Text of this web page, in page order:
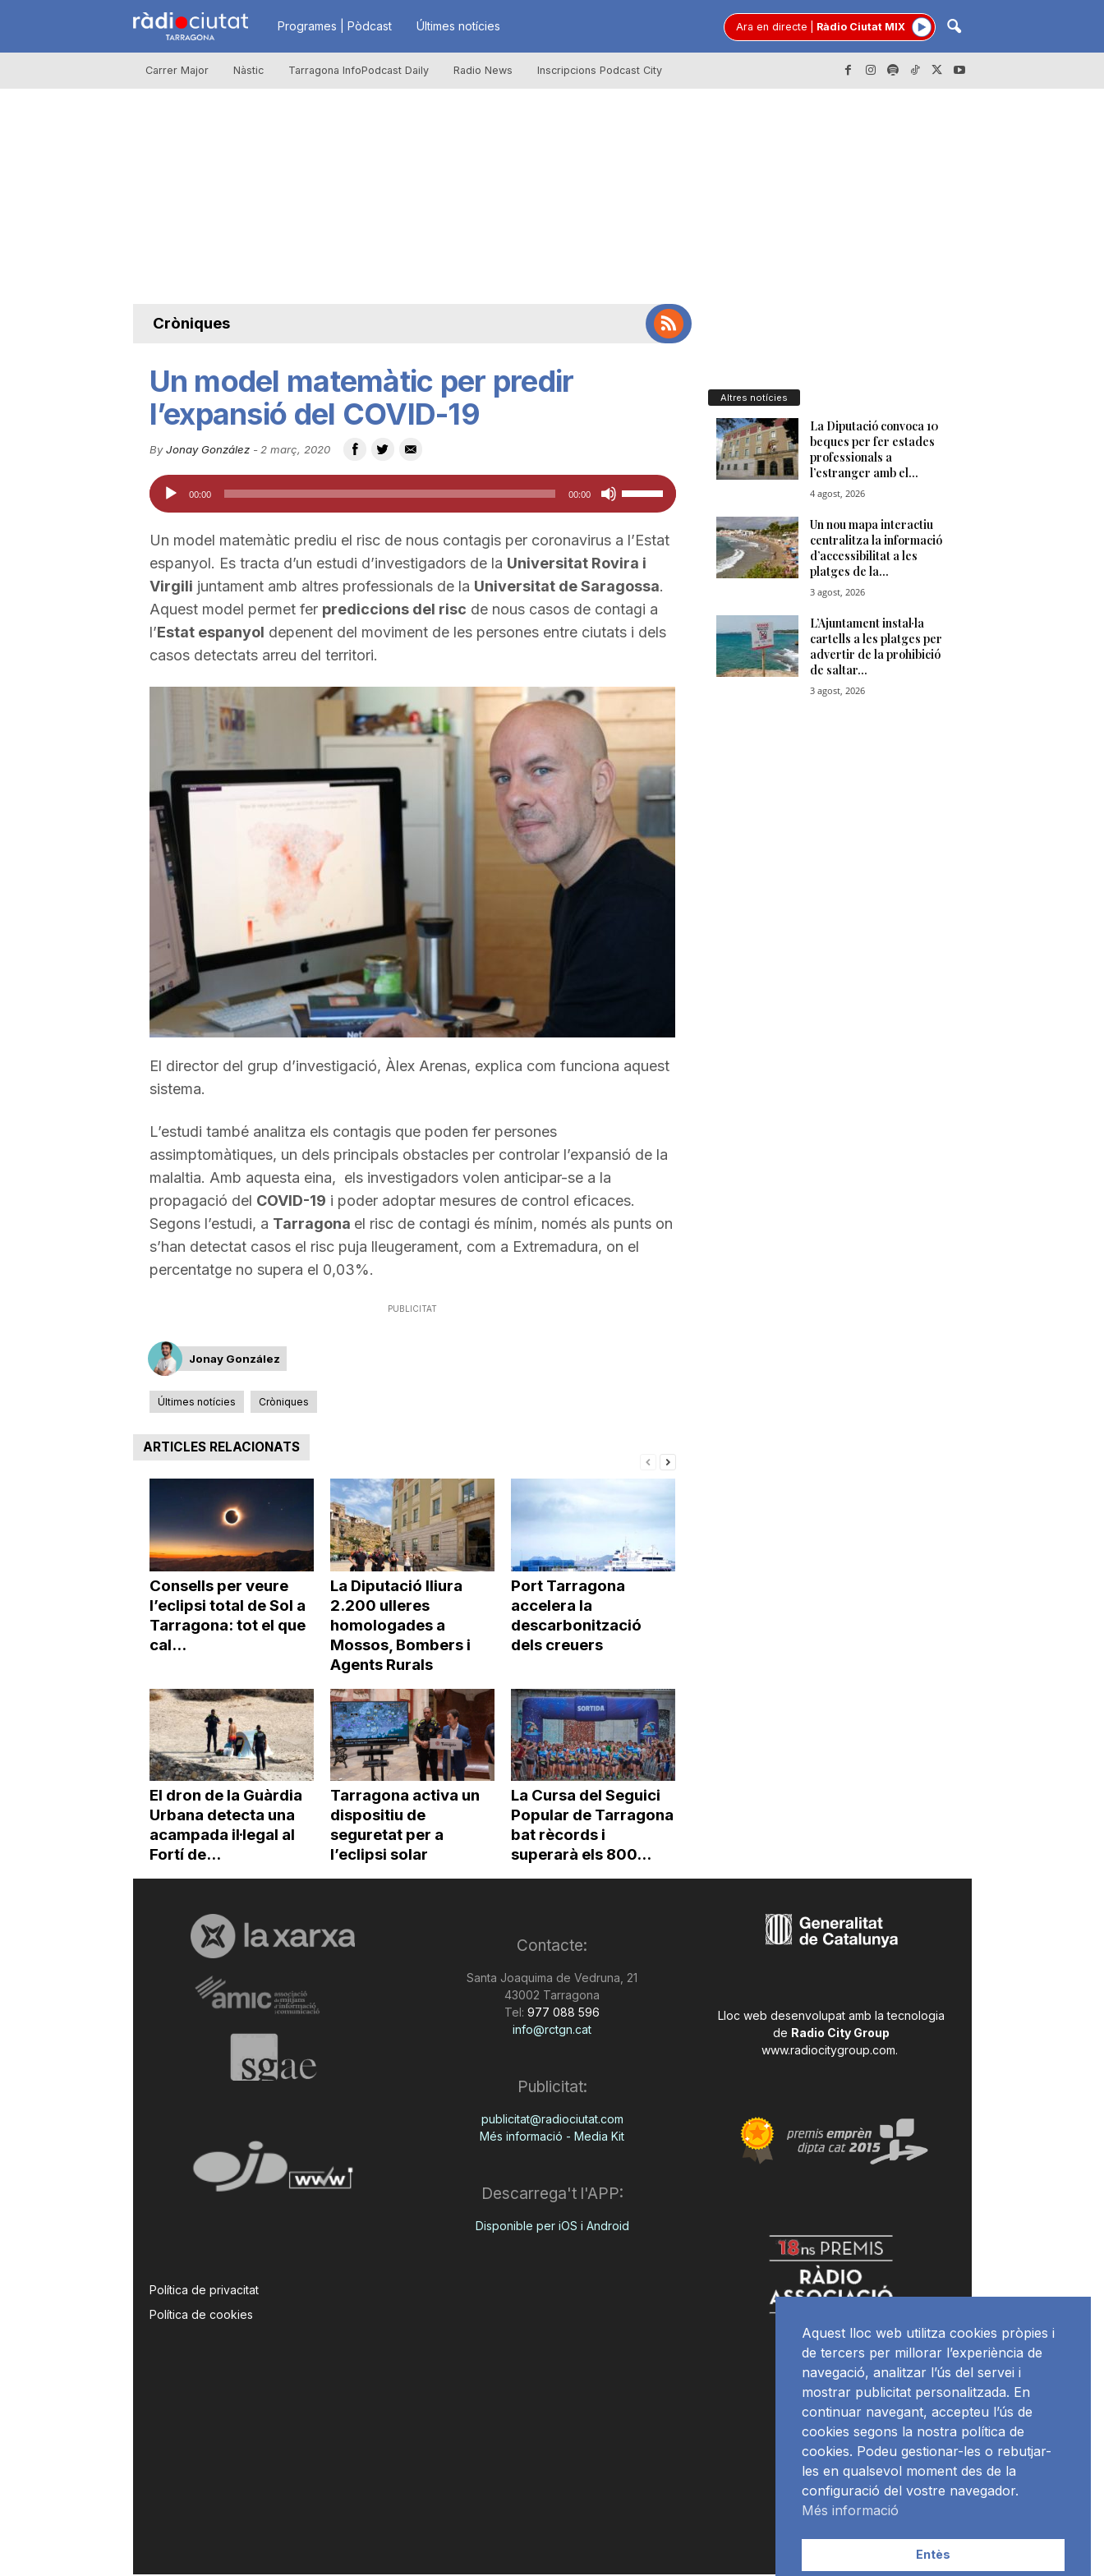
R
à
u
t
a
d
e
T
a
a
o
n
a
Programes | Pòdcast Últimes notícies Ara en directe Ràdio Ciutat MIX
Carrer Major Nàstic Tarragona InfoPodcast Daily Radio News Inscripcions Podcast City
Cròniques
Un model matemàtic per predir
l’expansió del COVID-19
By Jonay González- 2 març, 2020
Reproductor
d'àudio
00:00 00:00
Feu
servir
les
tecles
de
fletxa
cap
per
a
incrementar
disminuir
volum.
Un model matemàtic prediu el risc de nous contagis per coronavirus a l’Estat
espanyol. Es tracta d’un estudi d’investigadors de la Universitat Rovira i
Virgili juntament amb altres professionals de la Universitat de Saragossa.
Aquest model permet fer prediccions del risc de nous casos de contagi a
l’Estat espanyol depenent del moviment de les persones entre ciutats i dels
casos detectats arreu del territori.
El director del grup d’investigació, Àlex Arenas, explica com funciona aquest
sistema.
L’estudi també analitza els contagis que poden fer persones
assimptomàtiques, un dels principals obstacles per controlar l’expansió de la
malaltia. Amb aquesta eina, els investigadors volen anticipar-se a la
propagació del COVID-19 i poder adoptar mesures de control eficaces.
Segons l’estudi, a Tarragona el risc de contagi és mínim, només als punts on
s’han detectat casos el risc puja lleugerament, com a Extremadura, on el
percentatge no supera el 0,03%.
PUBLICITAT
Jonay González
Últimes notícies Cròniques
ARTICLES RELACIONATS
Consells per veure
l’eclipsi total de Sol a
Tarragona: tot el que
cal...
La Diputació lliura
2.200 ulleres
homologades a
Mossos, Bombers i
Agents Rurals
Port Tarragona
accelera la
descarbonització
dels creuers
El dron de la Guàrdia
Urbana detecta una
acampada il·legal al
Fortí de...
Tarragona activa un
dispositiu de
seguretat per a
l’eclipsi solar
La Cursa del Seguici
Popular de Tarragona
bat rècords i
superarà els 800...
Altres notícies
Política de privacitat
Política de cookies
Contacte:
Santa Joaquima de Vedruna, 21
43002 Tarragona
Tel: 977 088 596
info@rctgn.cat
Publicitat:
publicitat@radiociutat.com
Més informació - Media Kit
Descarrega't l'APP:
Disponible per iOS i Android
Lloc web desenvolupat amb la tecnologia
de Radio City Group
www.radiocitygroup.com.
Aquest lloc web utilitza cookies pròpies i
de tercers per millorar l’experiència de
navegació, analitzar l’ús del servei i
mostrar publicitat personalitzada. En
continuar navegant, accepteu l’ús de
cookies segons la nostra política de
cookies. Podeu gestionar-les o rebutjar-
les en qualsevol moment des de la
configuració del vostre navegador.
Més informació
Entès